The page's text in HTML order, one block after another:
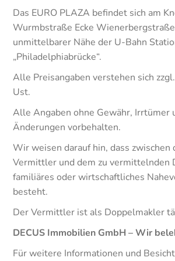
Das EURO PLAZA befindet sich am
Wurmbstraße Ecke
unmittelbarer Nähe der U-Bahn
„Philadelphiabrücke“.
Alle Preisangaben verstehen sich
Ust.
Alle Angaben ohne Gewähr, Irrtümer
Änderungen vorbehalten.
Wir weisen darauf hin, dass zwischen
Vermittler und dem zu vermittelnden
familiäres oder wirtschaftliches
besteht.
Der Vermittler ist als Doppelmakler
DECUS Immobilien GmbH – Wir
Für weitere Informationen und